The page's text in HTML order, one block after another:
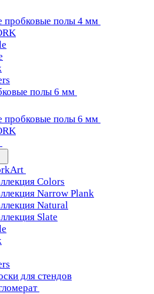
пробковые полы 4 мм
полы 6 мм
пробковые полы 6 мм
Colors
Narrow Plank
Natural
Slate
для стендов